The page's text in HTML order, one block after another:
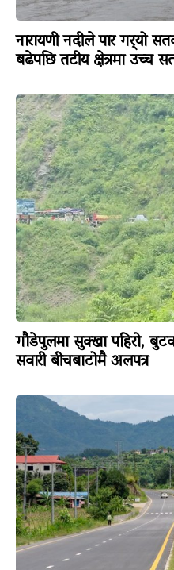
नारायणी नदीले पार गर्‍यो
बढेपछि तटीय क्षेत्रमा उच्च
गौडेपुलमा सुक्खा पहिरो,
सवारी बीचबाटोमै अलपत्र